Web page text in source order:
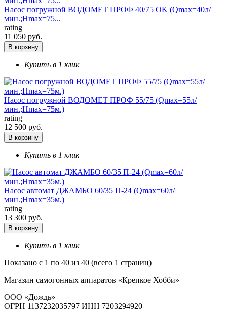
Насос погружной ВОДОМЕТ ПРОФ 40/75 OK (Qmax=40л/
мин.;Hmax=75...
rating
11 050 руб.
В корзину
Купить в 1 клик
Насос погружной ВОДОМЕТ ПРОФ 55/75 (Qmax=55л/
мин.;Hmax=75м.)
rating
12 500 руб.
В корзину
Купить в 1 клик
Насос автомат ДЖАМБО 60/35 П-24 (Qmax=60л/
мин.;Hmax=35м.)
rating
13 300 руб.
В корзину
Купить в 1 клик
Показано с 1 по 40 из 40 (всего 1 страниц)
Магазин самогонных аппаратов «Крепкое Хобби»
ООО «Дождь»
ОГРН 1137232035797 ИНН 7203294920